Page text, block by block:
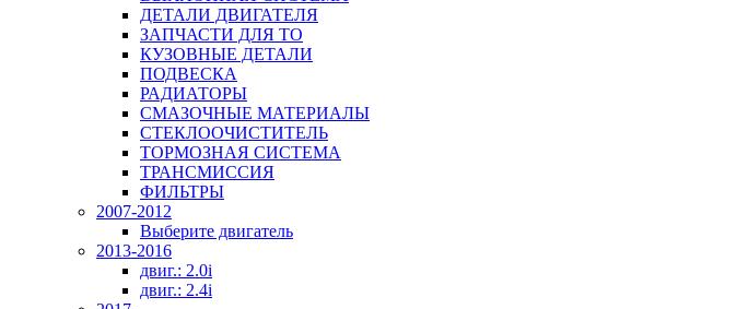
ДЕТАЛИ ДВИГАТЕЛЯ
ЗАПЧАСТИ ДЛЯ ТО
КУЗОВНЫЕ ДЕТАЛИ
ПОДВЕСКА
РАДИАТОРЫ
СМАЗОЧНЫЕ МАТЕРИАЛЫ
СТЕКЛООЧИСТИТЕЛЬ
ТОРМОЗНАЯ СИСТЕМА
ТРАНСМИССИЯ
ФИЛЬТРЫ
2007-2012
Выберите двигатель
2013-2016
двиг.: 2.0i
двиг.: 2.4i